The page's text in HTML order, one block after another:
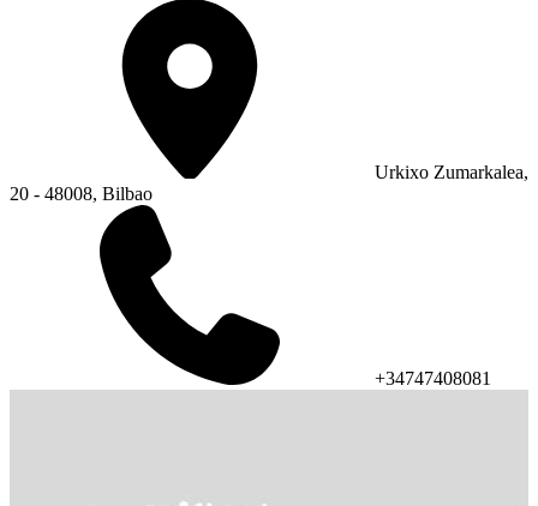
Urkixo Zumarkalea,
20 - 48008, Bilbao
+34747408081